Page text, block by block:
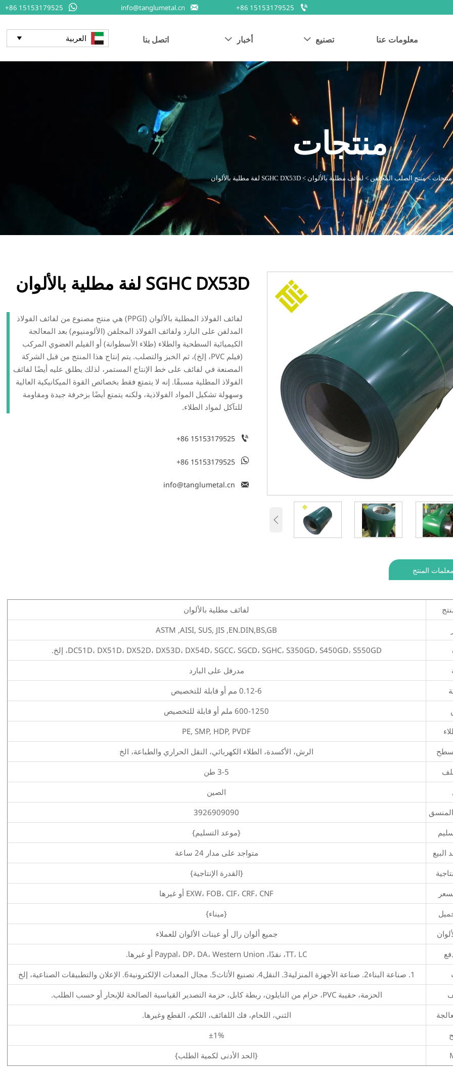

+86 15153179525

info@tanglumetal.cn

+86 15153179525
معلومات عنا تصنيع  أخبار  اتصل بنا العربية 
منتجات
منتجات>منتج الصلب المجلفن > لفائف مطلية بالألوان >SGHC DX53D لفة مطلية بالألوان

SGHC DX53D لفة مطلية بالألوان
لفائف الفولاذ المطلية بالألوان (PPGI) هي منتج مصنوع من لفائف الفولاذ
المدلفن على البارد ولفائف الفولاذ المجلفن (الألومنيوم) بعد المعالجة
الكيميائية السطحية والطلاء (طلاء الأسطوانة) أو الفيلم العضوي المركب
(فيلم PVC، إلخ)، ثم الخبز والتصلب. يتم إنتاج هذا المنتج من قبل الشركة
المصنعة في لفائف على خط الإنتاج المستمر، لذلك يطلق عليه أيضًا لفائف
الفولاذ المطلية مسبقًا. إنه لا يتمتع فقط بخصائص القوة الميكانيكية العالية
وسهولة تشكيل المواد الفولاذية، ولكنه يتمتع أيضًا بزخرفة جيدة ومقاومة
للتآكل لمواد الطلاء.

+86 15153179525

+86 15153179525

info@tanglumetal.cn
المنتج
لفائف مطلية بالألوان
ASTM ,AISI, SUS, JIS ,EN.DIN,BS,GB
DC51D، DX51D، DX52D، DX53D، DX54D، SGCC، SGCD، SGHC، S350GD، S450GD، S550GD، إلخ.
مدرفل على البارد
0.12-6 مم أو قابلة للتخصيص
600-1250 ملم أو قابلة للتخصيص
PE, SMP, HDP, PVDF
الرش، الأكسدة، الطلاء الكهربائي، النقل الحراري والطباعة، الخ
3-5 طن
الصين
3926909090
{موعد التسليم}
البيع
متواجد على مدار 24 ساعة
{القدرة الإنتاجية}
EXW، FOB، CIF، CRF، CNF أو غيرها
{ميناء}
جميع ألوان رال أو عينات الألوان للعملاء
TT، LC، نقدًا، Paypal، DP، DA، Western Union أو غيرها.
1. صناعة البناء2. صناعة الأجهزة المنزلية3. النقل4. تصنيع الأثاث5. مجال المعدات الإلكترونية6. الإعلان والتطبيقات الصناعية، إلخ
الحزمة، حقيبة PVC، حزام من النايلون، ربطة كابل، حزمة التصدير القياسية الصالحة للإبحار أو حسب الطلب.
الثني، اللحام، فك اللفائف، اللكم، القطع وغيرها.
±1%
{الحد الأدنى لكمية الطلب}